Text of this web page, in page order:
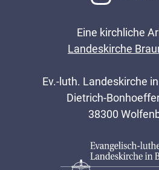
Eine kirchliche
Landeskirche
Ev.-luth. Landeskirche
Dietrich-
38300